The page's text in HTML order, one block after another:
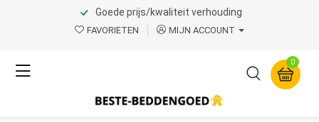
Goede prijs/kwaliteit verhouding
FAVORIETEN MIJN ACCOUNT
0
Home Product Page v.1
Welterusten Crème 140 x
200/220